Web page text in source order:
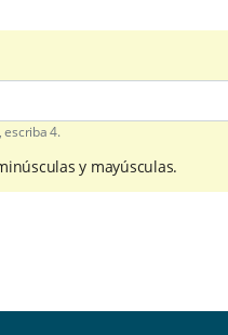
escriba 4.
y mayúsculas.